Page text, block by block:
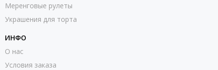
Меренговые рулеты
Украшения для торта
ИНФО
О нас
Условия заказа